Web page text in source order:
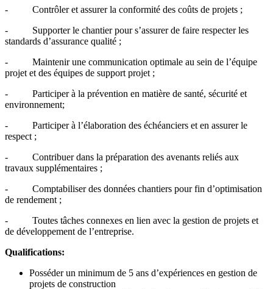
- Contrôler et assurer la conformité des coûts de projets ;
- Supporter le chantier pour s’assurer de faire respecter les
standards d’assurance qualité ;
- Maintenir une communication optimale au sein de l’équipe
projet et des équipes de support projet ;
- Participer à la prévention en matière de santé, sécurité et
environnement;
- Participer à l’élaboration des échéanciers et en assurer le
respect ;
- Contribuer dans la préparation des avenants reliés aux
travaux supplémentaires ;
- Comptabiliser des données chantiers pour fin d’optimisation
de rendement ;
- Toutes tâches connexes en lien avec la gestion de projets et
de développement de l’entreprise.
Qualifications:
Posséder un minimum de 5 ans d’expériences en gestion de
projets de construction